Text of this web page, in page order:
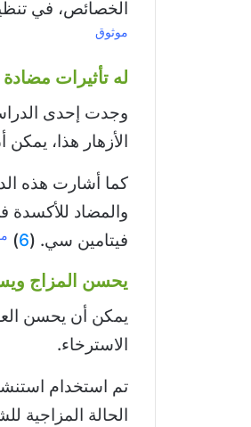
الخصائص، في
موثوق
له تأثيرات مضادة
وجدت إحدى
الأزهار هذا،
كما أشارت هذه
والمضاد للأكسدة
فيتامين سي. (6
)
يحسن المزاج
يمكن أن يحسن
الاسترخاء.
تم استخدام
الحالة المزاجية